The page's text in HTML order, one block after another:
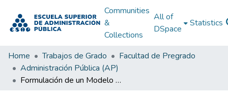
Communities
&
Collections
All of
DSpace
Statistics
Home Trabajos de Grado
Facultad de Pregrado
Administración Pública (AP)
Formulación de un Modelo Conceptual para el Proceso de Pago Electrónico a Proveedores y Contratistas de la Secretaria de Transito de Santa Fe de Bogotá 1999